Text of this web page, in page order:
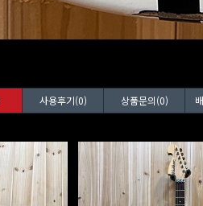
사용후기(0) 상품문의(0)